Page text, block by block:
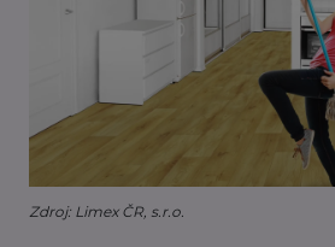
Zdroj: Limex ČR, s.r.o.